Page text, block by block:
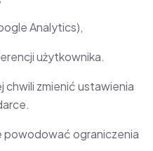
Analytics),
użytkownika.
chwili zmienić ustawienia
powodować ograniczenia